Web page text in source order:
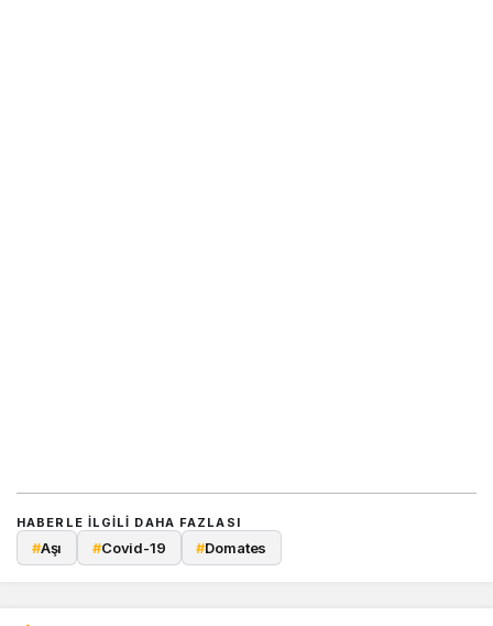
HABERLE ILGILI DAHA FAZLASI
#Aşı #Covid-19 #Domates